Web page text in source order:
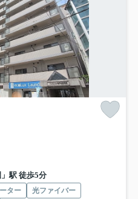
駅 徒歩5分
ター
光ファイバー